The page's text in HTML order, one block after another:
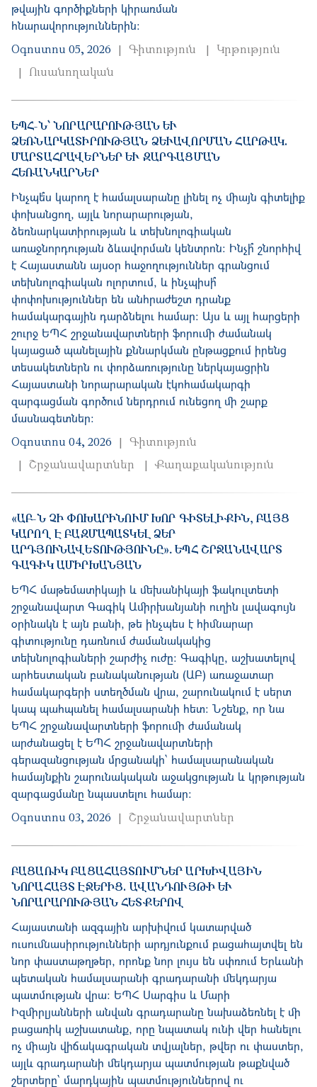
թվային գործիքների կիրառման
հնարավորություններին։
Օգոստոս 05, 2026 Գիտություն
Կրթություն
Ուսանողական
ԵՊՀ-Ն՝ ՆՈՐԱՐԱՐՈՒԹՅԱՆ ԵՒ Ձ
ԵՌՆԱՐԿԱՏԻՐՈՒԹՅԱՆ ՁԵՒԱՎՈՐՄԱՆ ՀԱՐԹԱԿ. ՄԱ
ՐՏԱՀՐԱՎԵՐՆԵՐ ԵՒ ԶԱՐԳԱՑՄԱՆ ՀԵՌ
ԱՆԿԱՐՆԵՐ
Ինչպե՞ս կարող է համալսարանը լինել ոչ միայն գիտելիք
փոխանցող, այլև նորարարության,
ձեռնարկատիրության և տեխնոլոգիական
առաջնորդության ձևավորման կենտրոն։ Ինչի՞ շնորհիվ
է Հայաստանն այսօր հաջողություններ գրանցում
տեխնոլոգիական ոլորտում, և ինչպիսի՞
փոփոխություններ են անհրաժեշտ դրանք
համակարգային դարձնելու համար։ Այս և այլ հարցերի
շուրջ ԵՊՀ շրջանավարտների ֆորումի ժամանակ
կայացած պանելային քննարկման ընթացքում իրենց
տեսակետներն ու փորձառությունը ներկայացրին
Հայաստանի նորարարական էկոհամակարգի
զարգացման գործում ներդրում ունեցող մի շարք
մասնագետներ։
Օգոստոս 04, 2026
Գիտություն
Շրջանավարտներ
Քաղաքականություն
«ԱԲ-Ն ՉԻ ՓՈԽԱՐԻՆՈՒՄ ԽՈՐ ԳԻՏԵԼԻՔԻՆ, ԲԱՅՑ
ԿԱՐՈՂ Է ԲԱԶՄԱՊԱՏԿԵԼ ՁԵՐ
ԱՐԴՅՈՒՆԱՎԵՏՈՒԹՅՈՒՆԸ»․ ԵՊՀ ՇՐՋԱՆԱՎԱՐՏ
ԳԱԳԻԿ ԱՄԻՐԽԱՆՅԱՆ
ԵՊՀ մաթեմատիկայի և մեխանիկայի ֆակուլտետի
շրջանավարտ Գագիկ Ամիրխանյանի ուղին լավագույն
օրինակն է այն բանի, թե ինչպես է հիմնարար
գիտությունը դառնում ժամանակակից
տեխնոլոգիաների շարժիչ ուժը։ Գագիկը, աշխատելով
արհեստական բանականության (ԱԲ) առաջատար
համակարգերի ստեղծման վրա, շարունակում է սերտ
կապ պահպանել համալսարանի հետ։ Նշենք, որ նա
ԵՊՀ շրջանավարտների ֆորումի ժամանակ
արժանացել է ԵՊՀ շրջանավարտների
գերազանցության մրցանակի՝ համալսարանական
համայնքին շարունակական աջակցության և կրթության
զարգացմանը նպաստելու համար:
Օգոստոս 03, 2026 Շրջանավարտներ
ԲԱՑԱՌԻԿ ԲԱՑԱՀԱՅՏՈՒՄՆԵՐ ԱՐԽԻՎԱՅԻՆ
ՆՈՐԱՀԱՅՏ ԷՋԵՐԻՑ. ԱՎԱՆԴՈՒՅԹԻ ԵՒ Ն
ՈՐԱՐԱՐՈՒԹՅԱՆ ՀԵՏՔԵՐՈՎ
Հայաստանի ազգային արխիվում կատարված
ուսումնասիրությունների արդյունքում բացահայտվել են
նոր փաստաթղթեր, որոնք նոր լույս են սփռում Երևանի
պետական համալսարանի գրադարանի մեկդարյա
պատմության վրա։ ԵՊՀ Սարգիս և Մարի
Իզմիրլյանների անվան գրադարանը նախաձեռնել է մի
բացառիկ աշխատանք, որը նպատակ ունի վեր հանելու
ոչ միայն վիճակագրական տվյալներ, թվեր ու փաստեր,
այլև գրադարանի մեկդարյա պատմության թաքնված
շերտերը՝ մարդկային պատմություններով ու